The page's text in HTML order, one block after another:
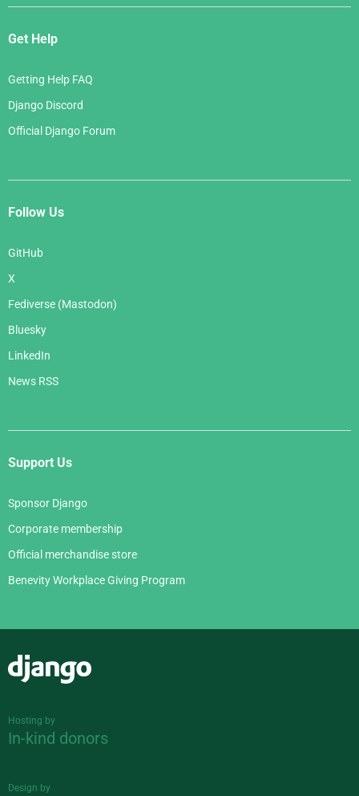
Get Help
Getting Help FAQ
Django Discord
Official Django Forum
Follow Us
GitHub
X
Fediverse (Mastodon)
Bluesky
LinkedIn
News RSS
Support Us
Sponsor Django
Corporate membership
Official merchandise store
Benevity Workplace Giving Program
Hosting by
In-kind donors
Design by